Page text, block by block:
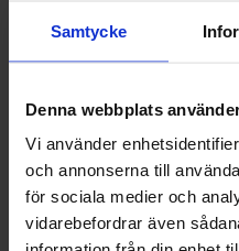
Samtycke
Denna webbplats
Vi använder
och annonserna till
för sociala medier och
vidarebefordrar även
på Folkets Hus.
Kl. 12.12
●Kl. 13.00
& Janne Karlsson
musicerar om
Volgsjöstugan,